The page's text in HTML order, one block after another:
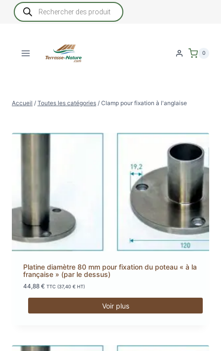
Recherche
de
produits
0
Accueil / Toutes les catégories / Clamp pour fixation à l'anglaise
Platine diamètre 80 mm pour fixation du poteau « à la
française » (par le dessus)
44,88 € TTC (37,40 € HT)
Voir plus